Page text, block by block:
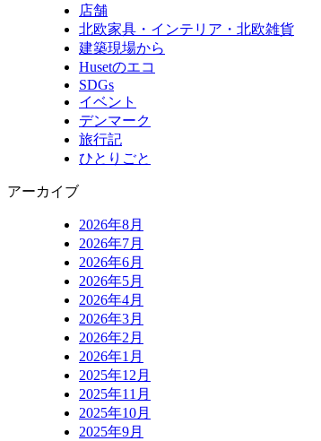
店舗
北欧家具・インテリア・北欧雑貨
建築現場から
Husetのエコ
SDGs
イベント
デンマーク
旅行記
ひとりごと
アーカイブ
2026年8月
2026年7月
2026年6月
2026年5月
2026年4月
2026年3月
2026年2月
2026年1月
2025年12月
2025年11月
2025年10月
2025年9月